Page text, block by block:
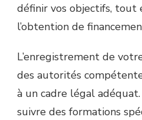
définir vos objectifs, tout
l’obtention de
L’enregistrement de
des autorités
à un cadre légal
suivre des formations